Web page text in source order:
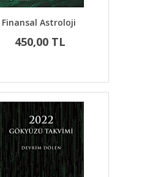
Finansal Astroloji
450,00 TL